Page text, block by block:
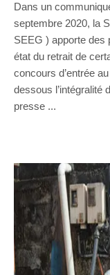
Dans un
septembre 2020, la
SEEG ) apporte des
état du retrait de
concours d’entrée
dessous l’intégralité
presse ...